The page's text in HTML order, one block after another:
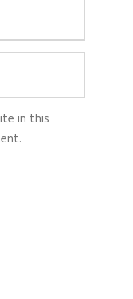
in this